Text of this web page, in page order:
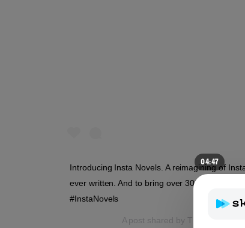
Introducing Insta Novels. A reimagining of
ever written. And to bring over 300,000 more
#InstaNovels
A post shared by The New York
04:47